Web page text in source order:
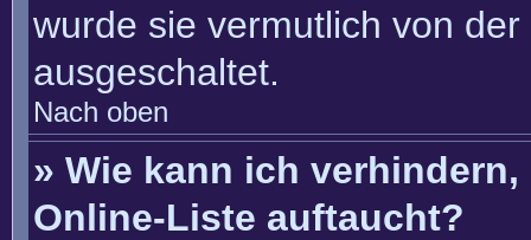
wurde sie vermutlich von
ausgeschaltet.
Nach oben
» Wie kann ich
Online-Liste auftaucht?